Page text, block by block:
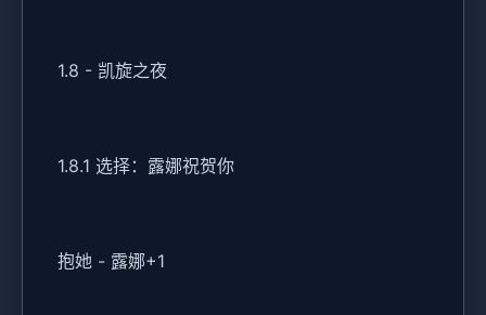
1.8 - 凯旋之夜
1.8.1 选择：露娜祝贺你
抱她 - 露娜+1